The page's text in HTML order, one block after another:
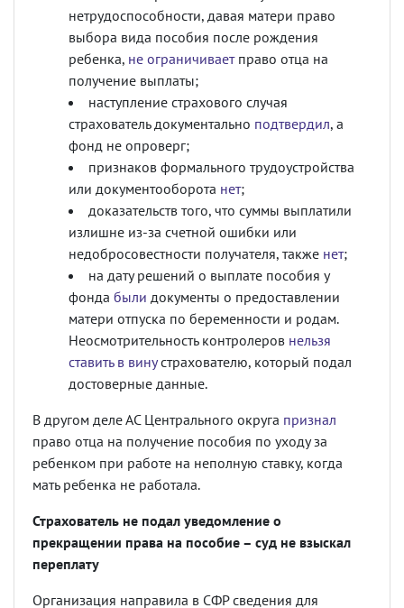
нетрудоспособности, давая матери право
выбора вида пособия после рождения
ребенка, не ограничиваетправо отца на
получение выплаты;
наступление страхового случая
страхователь документально подтвердил, а
фонд не опроверг;
признаков формального трудоустройства
или документооборота нет;
доказательств того, что суммы выплатили
излишне из-за счетной ошибки или
недобросовестности получателя, также нет;
на дату решений о выплате пособия у
фонда были документы о предоставлении
матери отпуска по беременности и родам.
Неосмотрительность контролеров нельзя
ставить в винустрахователю, который подал
достоверные данные.
В другом деле АС Центрального округа признал
право отца на получение пособия по уходу за
ребенком при работе на неполную ставку, когда
мать ребенка не работала.
Страхователь не подал уведомление о
прекращении права на пособие – суд не взыскал
переплату
Организация направила в СФР сведения для